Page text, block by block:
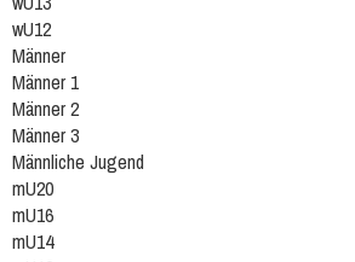
wU12
Männer
Männer 1
Männer 2
Männer 3
Männliche Jugend
mU20
mU16
mU14